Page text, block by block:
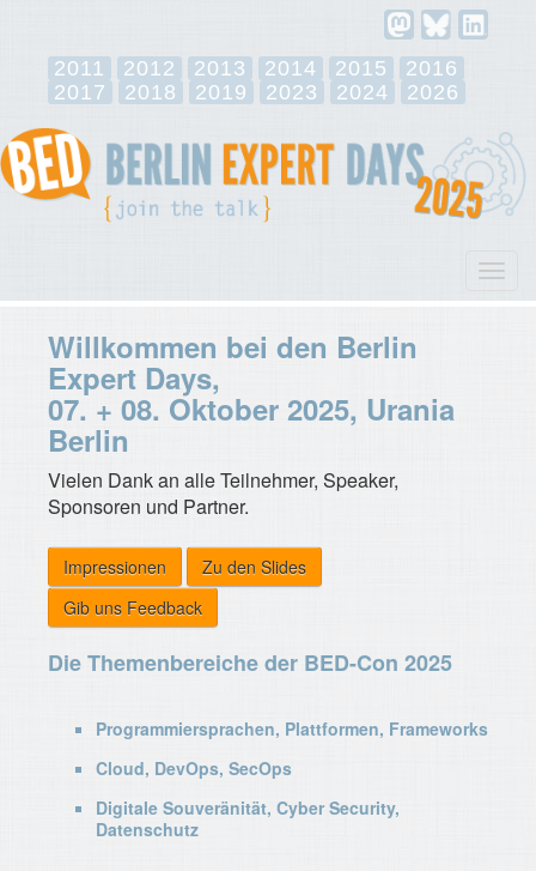
2011 2012 2013 2014 2015
2016
2017
2018 2019 2023 2024 2026
Willkommen bei den Berlin
Expert Days,
07. + 08. Oktober 2025, Urania
Berlin
Vielen Dank an alle Teilnehmer, Speaker,
Sponsoren und Partner.
Impressionen
Zu den Slides
Gib uns Feedback
Die Themenbereiche der BED-Con 2025
Programmiersprachen, Plattformen, Frameworks
Cloud, DevOps, SecOps
Digitale Souveränität, Cyber Security,
Datenschutz